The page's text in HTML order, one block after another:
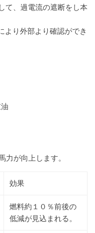
て、過電流の遮断をし本
より外部より確認ができ
力が向上します。
効果
燃料約１０％前後の
低減が見込まれる。